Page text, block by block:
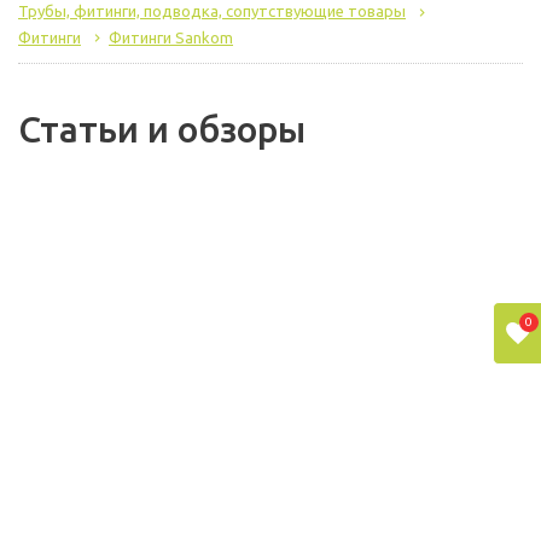
Трубы, фитинги, подводка, сопутствующие товары
Фитинги
Фитинги Sankom
Статьи и обзоры
0